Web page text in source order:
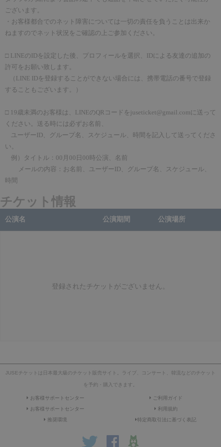
ございます。
・お客様都合でのネット障害については一切の責任を負うことは出来か
ねますのでネット状況をご確認の上ご参加ください。
□ LINEのIDを設定した後、プロフィールを選択、 IDによる友達の追加の
許可をお願い致します。
（ LINE IDを登録することができない場合には、携帯電話の番号で登録
することもございます。）
□ 19 歳未満のお客様は、 LINEのQR コードを juseticket@gmail.comに送って
ください。送る時には必ずお名前、
ユーザーID 、グループ名、スケジュール、時間を記入して送ってくださ
い。
例）タイトル： 00 月 00 日 00時公演、名前
メールの内容：お名前、ユーザーID 、グループ名、スケジュール、
時間
チケット情報
公演名 公演期間 公演場所
登録されたチケットがございません。
JUSEチケットは日本最大級のチケット販売サイト。ライブ、コンサート、韓流などのチケット
を予約・購入できます。
お客様サポートセンター
ご利用ガイド
お客様サポートセンター
利用規約
推奨環境
特定商取引法に基づく表記